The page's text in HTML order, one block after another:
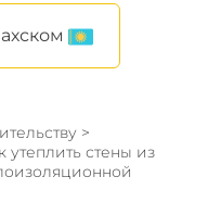
>
утеплить стены из